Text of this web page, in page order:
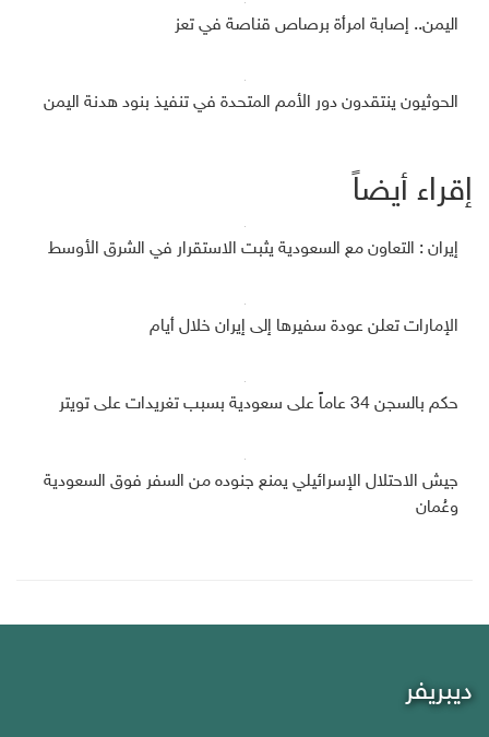
اليمن.. إصابة امرأة برصاص قناصة في تعز
الحوثيون ينتقدون دور الأمم المتحدة في تنفيذ بنود هدنة اليمن
إقراء أيضاً
إيران : التعاون مع السعودية يثبت الاستقرار في الشرق الأوسط
الإمارات تعلن عودة سفيرها إلى إيران خلال أيام
حكم بالسجن 34 عاماً على سعودية بسبب تغريدات على تويتر
جيش الاحتلال الإسرائيلي يمنع جنوده من السفر فوق السعودية
وعُمان
ديبريفر